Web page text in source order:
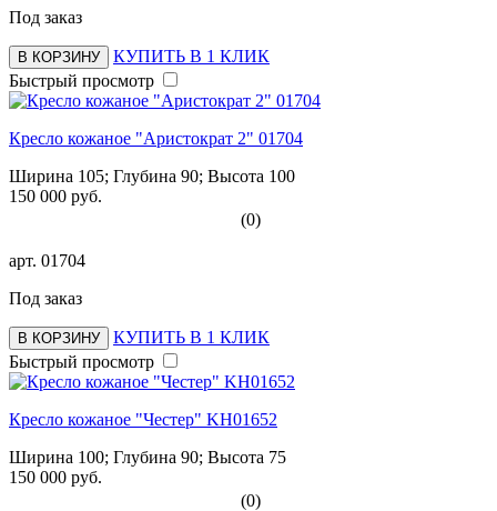
Под заказ
В КОРЗИНУ
КУПИТЬ В 1 КЛИК
Быстрый просмотр
Кресло кожаное "Аристократ 2" 01704
Ширина 105; Глубина 90; Высота 100
150 000 руб.
(0)
арт. 01704
Под заказ
В КОРЗИНУ
КУПИТЬ В 1 КЛИК
Быстрый просмотр
Кресло кожаное "Честер" KH01652
Ширина 100; Глубина 90; Высота 75
150 000 руб.
(0)